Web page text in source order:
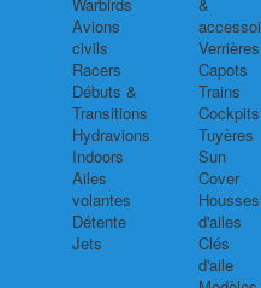
Avions
civils
Racers
Débuts &
Transitions
Hydravions
Indoors
Ailes
volantes
Détente
Jets
Verrières
Capots
Trains
Cockpits
Tuyères
Sun
Cover
Housses
d'ailes
Clés
d'aile